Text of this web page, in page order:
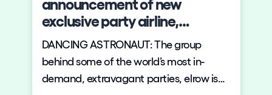
exclusive party airline,
elrowAir
DANCING ASTRONAUT: The group
behind some of the world’s most in-
demand, extravagant parties, elrow is